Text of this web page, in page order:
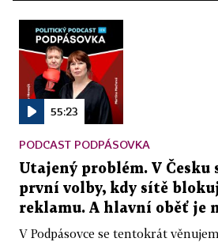
55:23
PODCAST PODPÁSOVKA
Utajený problém. V Česku
první volby, kdy sítě
reklamu. A hlavní oběť je
V Podpásovce se tentokrát